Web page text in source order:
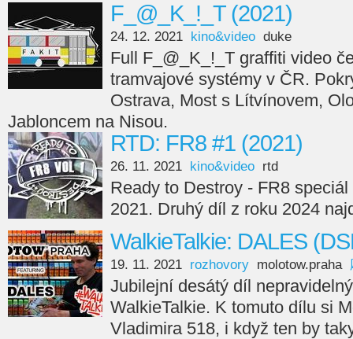
F_@_K_!_T (2021)
24. 12. 2021 kino&video duke
Full F_@_K_!_T graffiti video
tramvajové systémy v ČR.
Ostrava, Most s Lítvínovem,
Jabloncem na Nisou.
RTD: FR8 #1 (2021)
26. 11. 2021 kino&video rtd
Ready to Destroy - FR8
2021. Druhý díl z roku 2024
WalkieTalkie: DALES
19. 11. 2021 rozhovory molotow.praha
Jubilejní desátý díl
WalkieTalkie. K tomuto dílu si
Vladimira 518, i když ten by